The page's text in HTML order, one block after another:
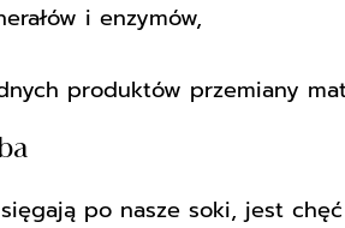
i enzymów,
produktów przemiany
po nasze soki, jest